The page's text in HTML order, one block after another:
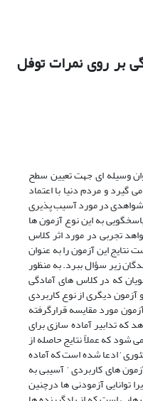
بر روی نمرات توفل
وسیله ای جهت تعیین سطح
گیرد و مردم دنیا با اعتماد
شواهدی در مورد آسیب پذیری
به این نوع آزمون ها
تجربی در مورد اثر کلاس
این آزمون را به عنوان
زیر سؤال ببرد. به منظور
نفر از دانشجویان که در کلاس های آمادگی
دیگری از نوع کاربردی
مورد مقایسه قرارگرفته
که تدابیر آماده سازی برای
شود که عملاً نتایج حاصله از
‘ ادعا شده است که آماده
های کاربردی ‘ آسیبی به
توانایی آزمودنی ها درچنین